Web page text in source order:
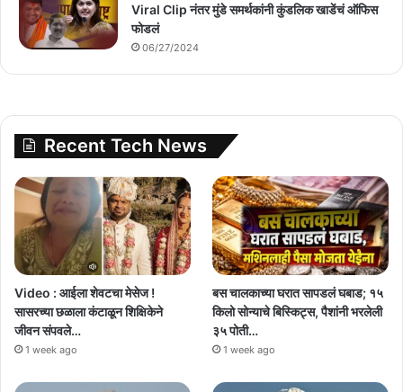
Viral Clip नंतर मुंडे समर्थकांनी कुंडलिक खाडेंचं ऑफिस
फोडलं
06/27/2024
Recent Tech News
Video : आईला शेवटचा मेसेज !
सासरच्या छळाला कंटाळून शिक्षिकेने
जीवन संपवले…
1 week ago
बस चालकाच्या घरात सापडलं घबाड; १५
किलो सोन्याचे बिस्किट्स, पैशांनी भरलेली
३५ पोती…
1 week ago